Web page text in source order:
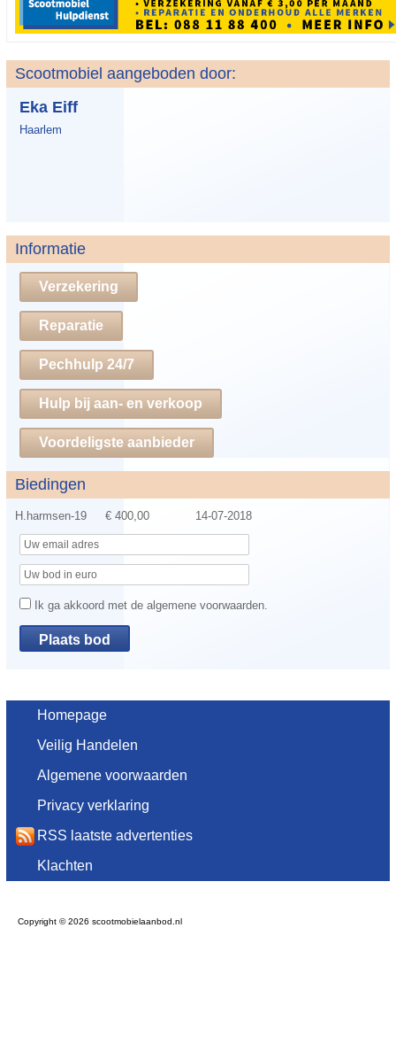
Scootmobiel aangeboden door:
Eka Eiff
Haarlem
Informatie
Verzekering
Reparatie
Pechhulp 24/7
Hulp bij aan- en verkoop
Voordeligste aanbieder
Biedingen
H.harmsen-19 € 400,00 14-07-2018
Ik ga akkoord met de algemene voorwaarden.
Homepage
Veilig Handelen
Algemene voorwaarden
Privacy verklaring
RSS laatste advertenties
Klachten
Copyright © 2026 scootmobielaanbod.nl